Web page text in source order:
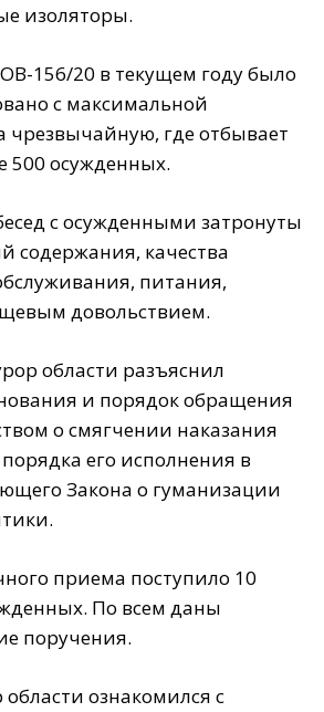
изоляторы.
156/20 в текущем году было
с максимальной
чрезвычайную, где отбывает
500 осужденных.
с осужденными затронуты
содержания, качества
питания,
довольствием.
области разъяснил
и порядок обращения
о смягчении наказания
его исполнения в
Закона о гуманизации
приема поступило 10
По всем даны
поручения.
ознакомился с